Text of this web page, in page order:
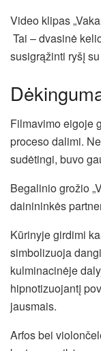
Video klipas
Tai – dvasinė
susigrąžinti ryšį
Filmavimo eigoje
proceso dalimi.
sudėtingi, buvo
Begalinio grožio
dainininkės
Kūrinyje girdimi
simbolizuoja
kulminacinėje
hipnotizuojantį
jausmais.
Arfos bei